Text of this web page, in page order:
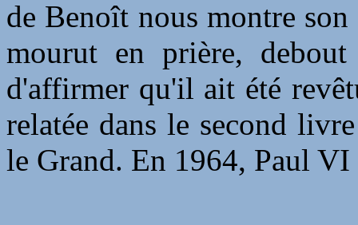
de Benoît nous montre
mourut en prière,
d'affirmer qu'il ait été
relatée dans le second
le Grand. En 1964, Paul